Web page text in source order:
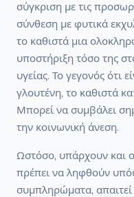
σύγκριση με τις
σύνθεση με φυτικά
το καθιστά μια
υποστήριξη τόσο της
υγείας. Το γεγονός ότι
γλουτένη, το καθιστά
Μπορεί να συμβάλει
την κοινωνική άνεση.
Ωστόσο, υπάρχουν και
πρέπει να ληφθούν
συμπληρώματα,